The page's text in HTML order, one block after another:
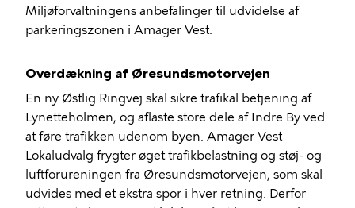
Miljøforvaltningens anbefalinger til udvidelse af
parkeringszonen i Amager Vest.
Overdækning af Øresundsmotorvejen
En ny Østlig Ringvej skal sikre trafikal betjening af
Lynetteholmen, og aflaste store dele af Indre By ved
at føre trafikken udenom byen. Amager Vest
Lokaludvalg frygter øget trafikbelastning og støj- og
luftforureningen fra Øresundsmotorvejen, som skal
udvides med et ekstra spor i hver retning. Derfor